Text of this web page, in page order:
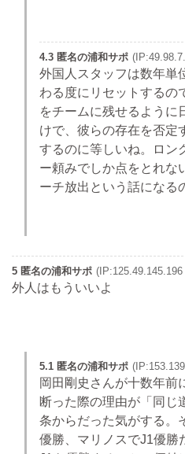
4.3 匿名の浦和サポ
外国人スタッフは数年単
わる度にリセットするの
をチームに残せるように
けで、彼らの存在を否定
するのに等しいね。ロン
ー頼みでしか点をとれな
ーチ放出という話になる
5 匿名の浦和サポ (IP:125.49.145.196
外人はもういいよ
5.1 匿名の浦和サポ
岡田剛史さんが十数年前
断った際の理由が「同じ
条からだった気がする。
優勝、マリノスでJ1優勝